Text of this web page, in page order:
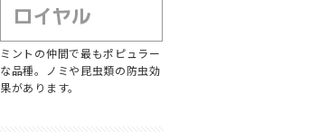
ミントの仲間で最もポピュラー
な品種。ノミや昆虫類の防虫効
果があります。